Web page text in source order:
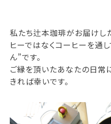
私たち辻本珈琲がお届けし
ヒーではなくコーヒーを通
ん”です。
ご縁を頂いたあなたの日常
きれば幸いです。